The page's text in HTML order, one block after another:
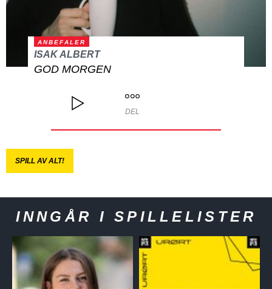
ANBEFALER
ISAK ALBERT
GOD MORGEN
DEL
SPILL AV ALT!
INNGÅR I SPILLELISTER